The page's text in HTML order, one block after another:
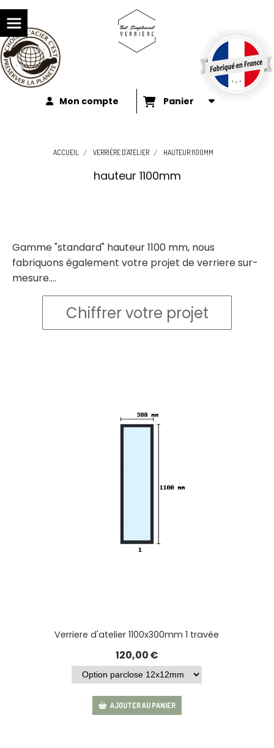
Mon compte Panier
ACCUEIL VERRIÈRE D'ATELIER HAUTEUR 1100MM
hauteur 1100mm
Gamme "standard" hauteur 1100 mm, nous
fabriquons également votre projet de verriere sur-
mesure....
Chiffrer votre projet
Verriere d'atelier 1100x300mm 1 travée
120,00€
AJOUTER AU PANIER